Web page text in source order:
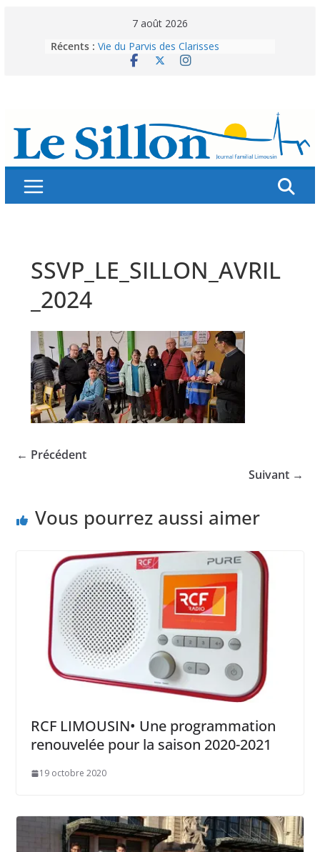
7 août 2026
Récents : Vie du Parvis des Clarisses
La brochure « Des vacances
Splendeurs murales de nos églises
Abonnez-vous ! Réabonnez-vous !
SSVP_LE_SILLON_AVRIL
_2024
← Précédent
Suivant →
Vous pourrez aussi aimer
RCF LIMOUSIN• Une programmation
renouvelée pour la saison 2020-2021
19 octobre 2020